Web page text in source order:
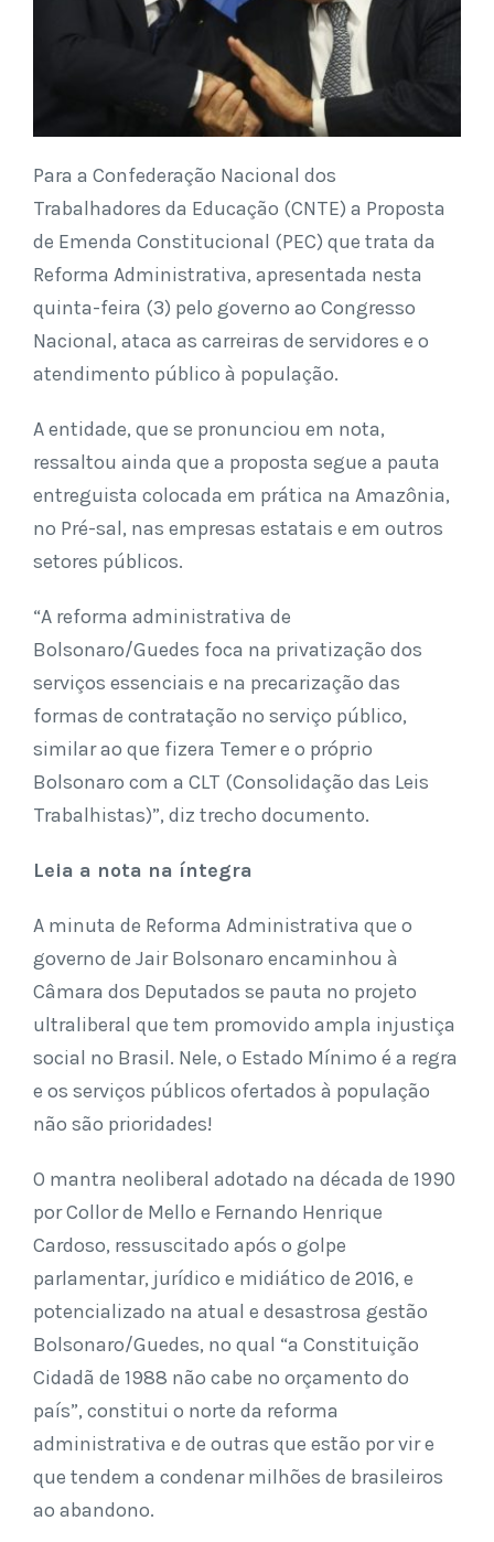
Para a Confederação Nacional dos
Trabalhadores da Educação (CNTE) a Proposta
de Emenda Constitucional (PEC) que trata da
Reforma Administrativa, apresentada nesta
quinta-feira (3) pelo governo ao Congresso
Nacional, ataca as carreiras de servidores e o
atendimento público à população.
A entidade, que se pronunciou em nota,
ressaltou ainda que a proposta segue a pauta
entreguista colocada em prática na Amazônia,
no Pré-sal, nas empresas estatais e em outros
setores públicos.
“A reforma administrativa de
Bolsonaro/Guedes foca na privatização dos
serviços essenciais e na precarização das
formas de contratação no serviço público,
similar ao que fizera Temer e o próprio
Bolsonaro com a CLT (Consolidação das Leis
Trabalhistas)”, diz trecho documento.
Leia a nota na íntegra
A minuta de Reforma Administrativa que o
governo de Jair Bolsonaro encaminhou à
Câmara dos Deputados se pauta no projeto
ultraliberal que tem promovido ampla injustiça
social no Brasil. Nele, o Estado Mínimo é a regra
e os serviços públicos ofertados à população
não são prioridades!
O mantra neoliberal adotado na década de 1990
por Collor de Mello e Fernando Henrique
Cardoso, ressuscitado após o golpe
parlamentar, jurídico e midiático de 2016, e
potencializado na atual e desastrosa gestão
Bolsonaro/Guedes, no qual “a Constituição
Cidadã de 1988 não cabe no orçamento do
país”, constitui o norte da reforma
administrativa e de outras que estão por vir e
que tendem a condenar milhões de brasileiros
ao abandono.